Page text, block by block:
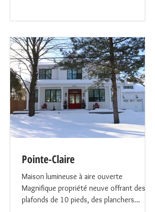
Pointe-Claire
Maison lumineuse à aire ouverte
Magnifique propriété neuve offrant des
plafonds de 10 pieds, des planchers